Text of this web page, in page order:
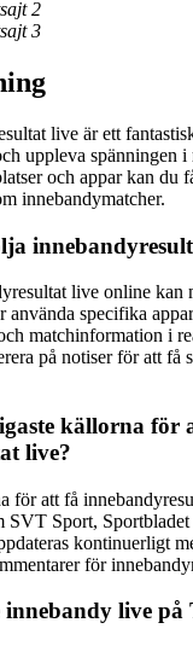
2
3
live är ett
uppleva spänningen
och appar kan du
innebandymatcher.
live online kan
använda specifika
matchinformation i
på notiser för att få
källorna för
live?
för att få
SVT Sport, Sportbladet
kontinuerligt
för
live på